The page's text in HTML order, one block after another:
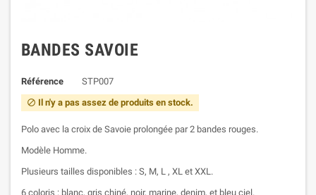
BANDES SAVOIE
Référence STP007
 Il n'y a pas assez de produits en stock.
Polo avec la croix de Savoie prolongée par 2 bandes rouges.
Modèle Homme.
Plusieurs tailles disponibles : S, M, L , XL et XXL.
6 coloris : blanc, gris chiné, noir, marine, denim, et bleu ciel.